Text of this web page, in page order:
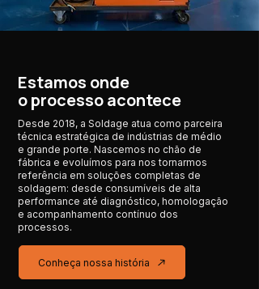
Estamos onde
o processo acontece
Desde 2018, a Soldage atua como parceira
técnica estratégica de indústrias de médio
e grande porte. Nascemos no chão de
fábrica e evoluímos para nos tornarmos
referência em soluções completas de
soldagem: desde consumíveis de alta
performance até diagnóstico, homologação
e acompanhamento contínuo dos
processos.
Conheça nossa história